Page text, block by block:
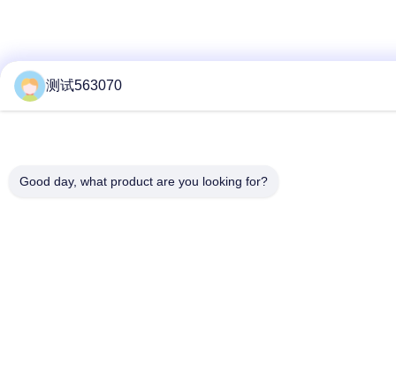
测试563070
Good day, what product are you looking for?